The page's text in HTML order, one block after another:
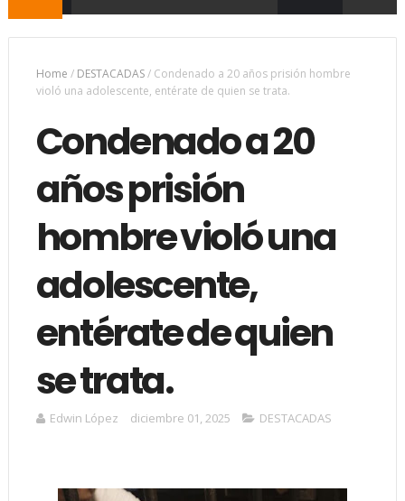
Home / DESTACADAS/ Condenado a 20 años prisión hombre
violó una adolescente, entérate de quien se trata.
Condenado a 20
años prisión
hombre violó una
adolescente,
entérate de quien
se trata.
Edwin López diciembre 01, 2025 DESTACADAS